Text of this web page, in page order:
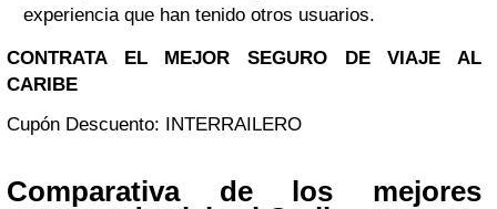
experiencia que han tenido otros usuarios.
CONTRATA EL MEJOR SEGURO DE VIAJE AL
CARIBE
Cupón Descuento: INTERRAILERO
Comparativa de los mejores